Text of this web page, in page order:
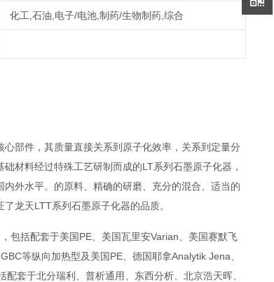
化工,石油,电子/电池,制药/生物制药,综合
部件，其质量直接关系到原子化效率，关系到定量分
材料经过特殊工艺研制而成的LT系列石墨原子化器，
外水平。的原料、精确的研磨、充分的混合、适当的
了龙天LTT系列石墨原子化器的品质。
包括配套于美国PE、美国瓦里安Varian 、美国赛默飞
GBC等纵向加热型及美国PE、德国耶拿Analytik Jena
套于北分瑞利、普析通用、东西分析、北京浩天晖、